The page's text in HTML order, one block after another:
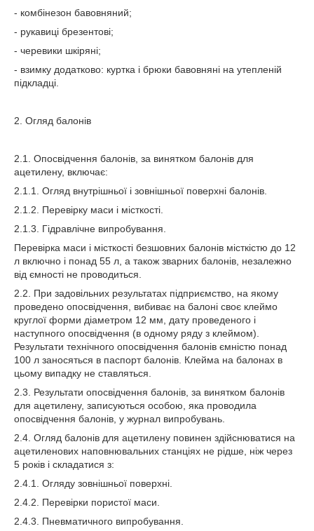
- комбінезон бавовняний;
- рукавиці брезентові;
- черевики шкіряні;
- взимку додатково: куртка і брюки бавовняні на утепленій
підкладці.
2. Огляд балонів
2.1. Опосвідчення балонів, за винятком балонів для
ацетилену, включає:
2.1.1. Огляд внутрішньої і зовнішньої поверхні балонів.
2.1.2. Перевірку маси і місткості.
2.1.3. Гідравлічне випробування.
Перевірка маси і місткості безшовних балонів місткістю до 12
л включно і понад 55 л, а також зварних балонів, незалежно
від ємності не проводиться.
2.2. При задовільних результатах підприємство, на якому
проведено опосвідчення, вибиває на балоні своє клеймо
круглої форми діаметром 12 мм, дату проведеного і
наступного опосвідчення (в одному ряду з клеймом).
Результати технічного опосвідчення балонів ємністю понад
100 л заносяться в паспорт балонів. Клейма на балонах в
цьому випадку не ставляться.
2.3. Результати опосвідчення балонів, за винятком балонів
для ацетилену, записуються особою, яка проводила
опосвідчення балонів, у журнал випробувань.
2.4. Огляд балонів для ацетилену повинен здійснюватися на
ацетиленових наповнювальних станціях не рідше, ніж через
5 років і складатися з:
2.4.1. Огляду зовнішньої поверхні.
2.4.2. Перевірки пористої маси.
2.4.3. Пневматичного випробування.